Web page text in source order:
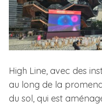
High Line, avec des
au long de la
du sol, qui est